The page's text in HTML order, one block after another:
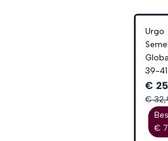
Urgo
39-41
€
€
€